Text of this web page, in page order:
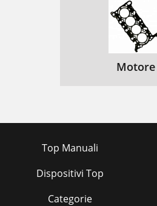
Motore
Top Manuali
Dispositivi Top
Categorie